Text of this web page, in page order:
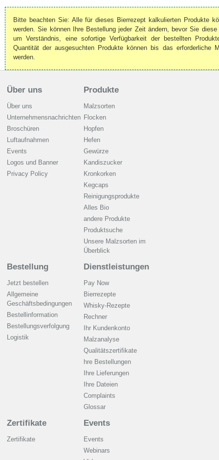
Bitte beachten Sie: Alle für dieses Bierrezept kalkulierten Produkte
werden. Sie können Ihre Bestellung jeder Zeit ändern, bevor Sie
um Verständnis, eine sofortige Verfügbarkeit der bestellten
Quantität der ausgesuchten Produkte können bis das erforderliche
werden.
Über uns
Über uns
Unternehmensnachrichten
Broschüren
Luftaufnahmen
Events
Logos und Banner
Privacy Policy
Produkte
Malzsorten
Flocken
Hopfen
Hefen
Gewürze
Kandiszucker
Kronkorken
Kegcaps
Reinigungsprodukte
Alles Bio
andere Produkte
Produktsuche
Unsere Malzsorten im
Überblick
Bestellung
Jetzt bestellen
Allgemeine
Geschäftsbedingungen
Bestellinformation
Bestellungsverfolgung
Logistik
Dienstleistungen
Pay Now
Bierrezepte
Whisky-Rezepte
Rechner
Ihr Kundenkonto
Malzanalyse
Qualitätszertifikate
hre Bestellungen
Ihre Lieferungen
Ihre Dateien
Complaints
Glossar
Zertifikate
Zertifikate
Events
Events
Webinars